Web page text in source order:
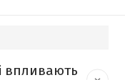
впливають